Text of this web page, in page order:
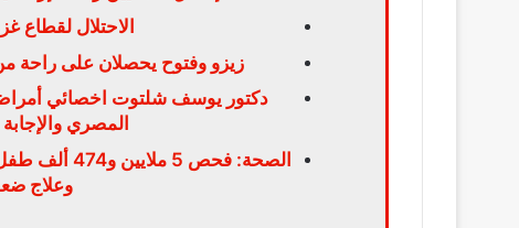
الاحتلال لقطاع
زيزو وفتوح يحصلان على راحة
دكتور يوسف شلتوت اخصائي أمراض
المصري
الصحة: فحص
وعلاج